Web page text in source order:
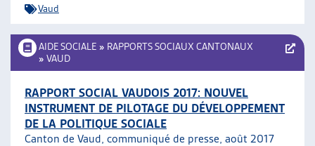
Vaud
AIDE SOCIALE » RAPPORTS SOCIAUX CANTONAUX
» VAUD
RAPPORT SOCIAL VAUDOIS 2017: NOUVEL
INSTRUMENT DE PILOTAGE DU DÉVELOPPEMENT
DE LA POLITIQUE SOCIALE
Canton de Vaud, communiqué de presse, août 2017